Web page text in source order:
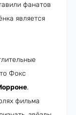
фанатов
является
Фокс
.
фильма